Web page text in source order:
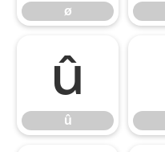
ø
û
û